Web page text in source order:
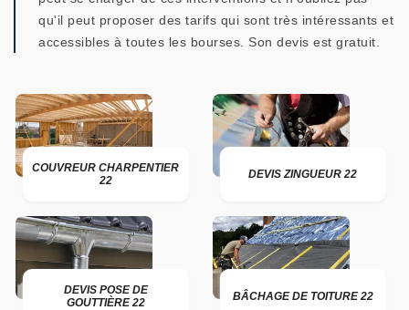
qu'il peut proposer des tarifs qui sont très intéressants et
accessibles à toutes les bourses. Son devis est gratuit.
COUVREUR CHARPENTIER
22
DEVIS ZINGUEUR 22
DEVIS POSE DE
GOUTTIÈRE 22
BÂCHAGE DE TOITURE 22